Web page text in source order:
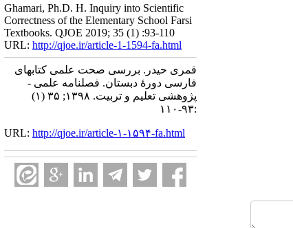
Ghamari, Ph.D. H. Inquiry into Scientific
Correctness of the Elementary School Farsi
Textbooks. QJOE 2019; 35 (1) :93-110
URL: http://qjoe.ir/article-1-1594-fa.html
قمری حیدر. بررسی صحت علمی کتابهای
فارسی دورۀ دبستان. فصلنامه علمی -
پژوهشی تعلیم و تربیت. ۱۳۹۸; ۳۵ (۱)
:۹۳-۱۱۰
URL: http://qjoe.ir/article-۱-۱۵۹۴-fa.html